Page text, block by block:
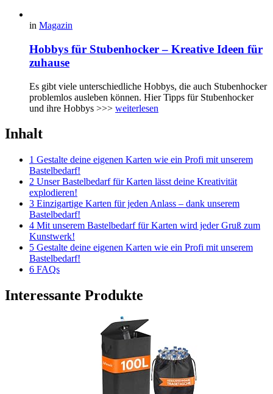
in Magazin
Hobbys für Stubenhocker – Kreative Ideen für
zuhause
Es gibt viele unterschiedliche Hobbys, die auch Stubenhocker
problemlos ausleben können. Hier Tipps für Stubenhocker
und ihre Hobbys >>> weiterlesen
Inhalt
1 Gestalte deine eigenen Karten wie ein Profi mit unserem
Bastelbedarf!
2 Unser Bastelbedarf für Karten lässt deine Kreativität
explodieren!
3 Einzigartige Karten für jeden Anlass – dank unserem
Bastelbedarf!
4 Mit unserem Bastelbedarf für Karten wird jeder Gruß zum
Kunstwerk!
5 Gestalte deine eigenen Karten wie ein Profi mit unserem
Bastelbedarf!
6 FAQs
Interessante Produkte